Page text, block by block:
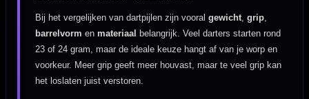
Bij het vergelijken van dartpijlen zijn vooralgewicht,grip,
barrelvorm enmateriaal belangrijk. Veel darters starten rond
23 of 24 gram, maar de ideale keuze hangt af van je worp en
voorkeur. Meer grip geeft meer houvast, maar te veel grip kan
het loslaten juist verstoren.